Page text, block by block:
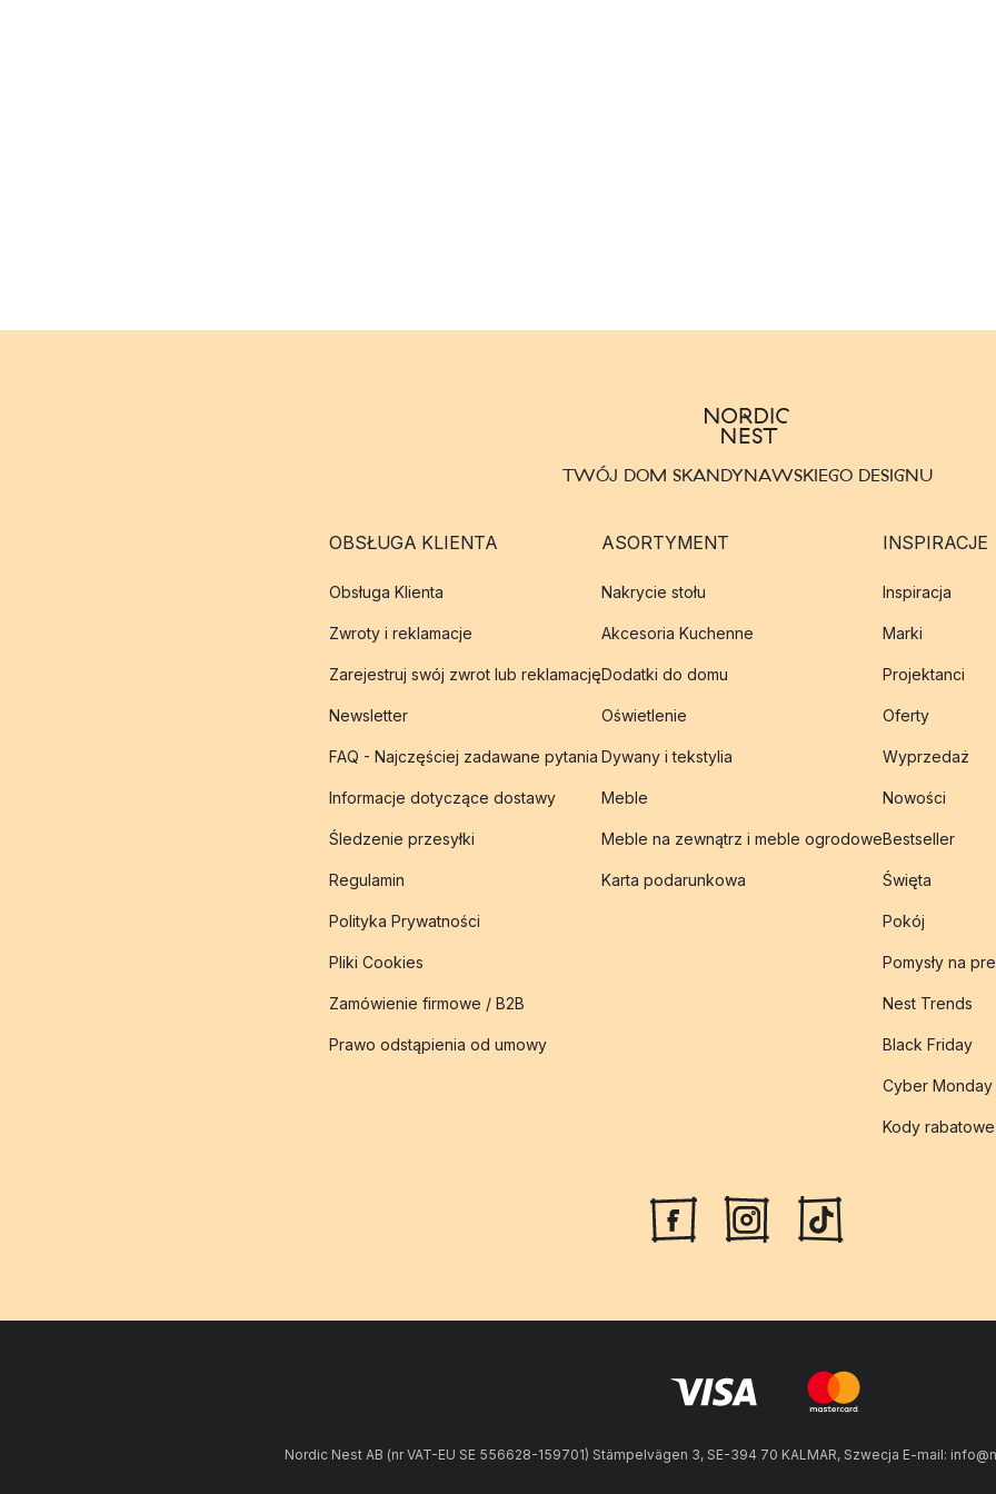
TWÓJ DOM SKANDYNAWSKIEGO DESIGNU
OBSŁUGA KLIENTA
Obsługa Klienta
Zwroty i reklamacje
Zarejestruj swój zwrot lub reklamację
Newsletter
FAQ - Najczęściej zadawane pytania
Informacje dotyczące dostawy
Śledzenie przesyłki
Regulamin
Polityka Prywatności
Pliki Cookies
Zamówienie firmowe / B2B
Prawo odstąpienia od umowy
ASORTYMENT
Nakrycie stołu
Akcesoria Kuchenne
Dodatki do domu
Oświetlenie
Dywany i tekstylia
Meble
Meble na zewnątrz i meble ogrodowe
Karta podarunkowa
INSPIRACJE
Inspiracja
Marki
Projektanci
Oferty
Wyprzedaż
Nowości
Bestseller
Święta
Pokój
Pomysły na
Nest Trends
Black Friday
Cyber Monday
Kody rabatowe
Nordic Nest AB (nr VAT-EU SE 556628-159701) Stämpelvägen 3, SE-394 70 KALMAR, Szwecja E-mail: